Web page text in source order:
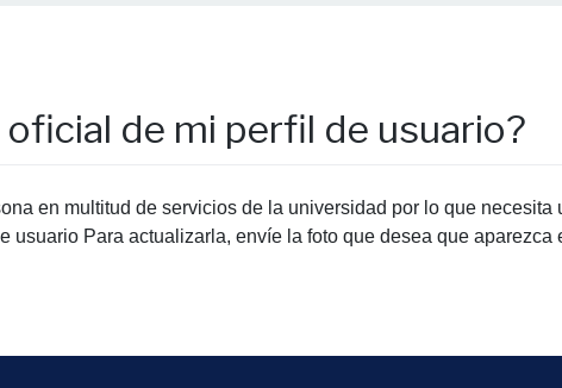
de mi perfil de usuario?
en multitud de servicios de la universidad por lo que necesita
Para actualizarla, envíe la foto que desea que aparezca